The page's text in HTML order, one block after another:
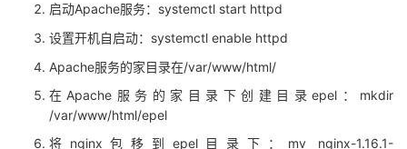
启动Apache服务：systemctl start httpd
设置开机自启动： systemctl enable httpd
Apache服务的家目录在/var/www/html/
在Apache服务的家目录下创建目录epel：mkdir
/var/www/html/epel
将 nginx包移到epel目录下：mv nginx-1.16.1-